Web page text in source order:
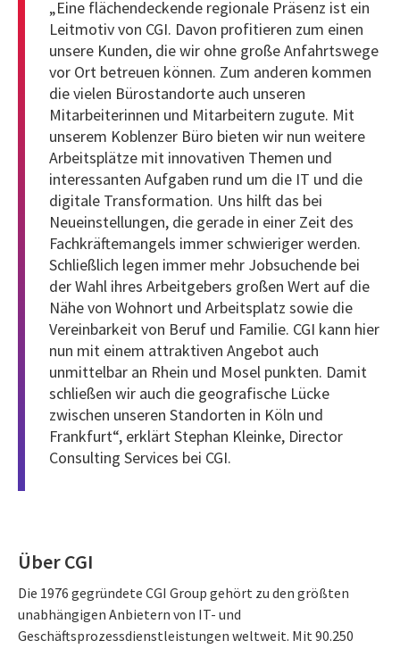
„Eine flächendeckende regionale Präsenz ist ein
Leitmotiv von CGI. Davon profitieren zum einen
unsere Kunden, die wir ohne große Anfahrtswege
vor Ort betreuen können. Zum anderen kommen
die vielen Bürostandorte auch unseren
Mitarbeiterinnen und Mitarbeitern zugute. Mit
unserem Koblenzer Büro bieten wir nun weitere
Arbeitsplätze mit innovativen Themen und
interessanten Aufgaben rund um die IT und die
digitale Transformation. Uns hilft das bei
Neueinstellungen, die gerade in einer Zeit des
Fachkräftemangels immer schwieriger werden.
Schließlich legen immer mehr Jobsuchende bei
der Wahl ihres Arbeitgebers großen Wert auf die
Nähe von Wohnort und Arbeitsplatz sowie die
Vereinbarkeit von Beruf und Familie. CGI kann hier
nun mit einem attraktiven Angebot auch
unmittelbar an Rhein und Mosel punkten. Damit
schließen wir auch die geografische Lücke
zwischen unseren Standorten in Köln und
Frankfurt“, erklärt Stephan Kleinke, Director
Consulting Services bei CGI.
Über CGI
Die 1976 gegründete CGI Group gehört zu den größten
unabhängigen Anbietern von IT- und
Geschäftsprozessdienstleistungen weltweit. Mit 90.250